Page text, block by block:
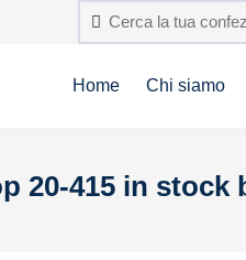
Home Chi siamo
20-415 in stock